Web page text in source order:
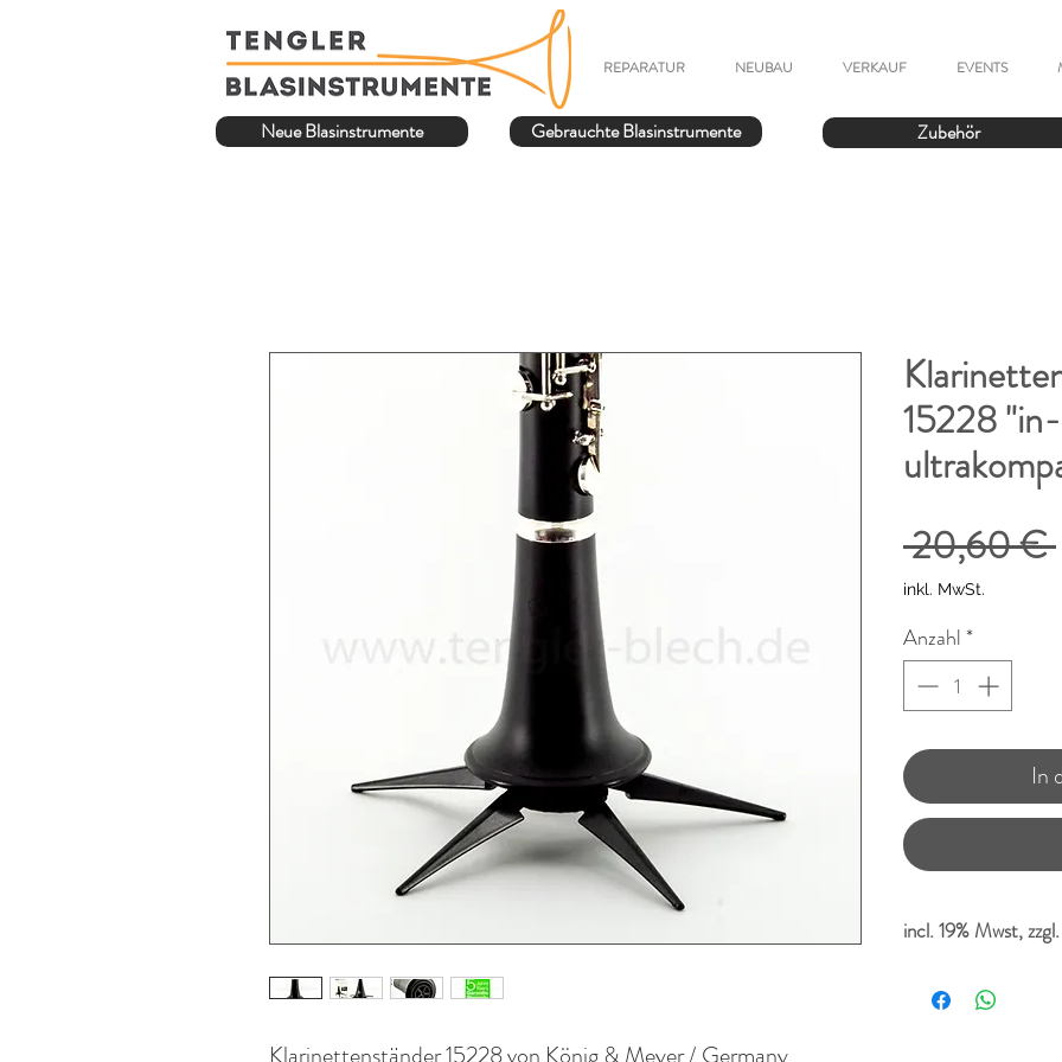
REPARATUR NEUBAU VERKAUF EVENTS
Neue Blasinstrumente Gebrauchte Blasinstrumente Zubehör
15228
20,60 €
inkl. MwSt.
Anzahl *
In
incl. 19% Mwst,